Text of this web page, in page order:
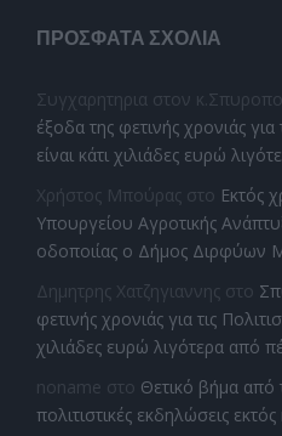
ΠΡΌΣΦΑΤΑ ΣΧΌΛΙΑ
Συγχαρητηρια στον
έξοδα της φετινής χρονιάς για
είναι κάτι χιλιάδες ευρώ
Χρήστος Μπούρας στο Εκτός
Υπουργείου Αγροτικής
οδοποιίας ο Δήμος Διρφύων
Δημητρης Χατζηγιαννης στο
φετινής χρονιάς για τις
χιλιάδες ευρώ λιγότερα από
noname στο Θετικό βήμα από
πολιτιστικές εκδηλώσεις εκτός